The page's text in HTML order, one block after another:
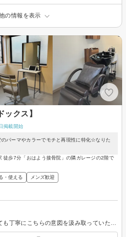
の情報を表示
クス】
掲載開始
パーマやカラーでモチと再現性に特化☆なりた
徒歩7分「おはよう接骨院」の隣ガレージの2階で
・使える メンズ歓迎